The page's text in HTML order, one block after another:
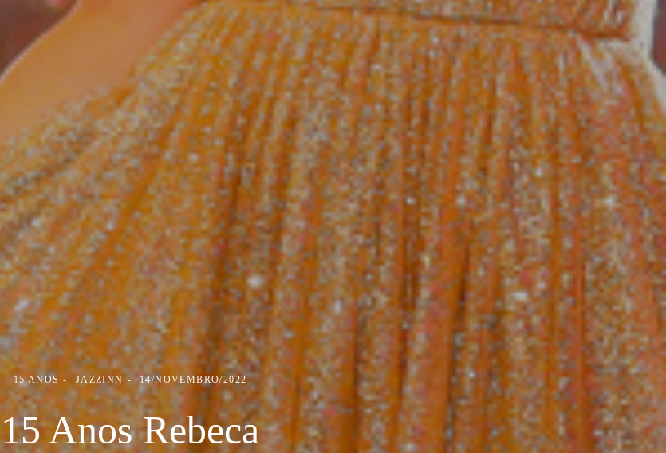
15 ANOS JAZZINN 14/NOVEMBRO/2022
15 Anos Rebeca